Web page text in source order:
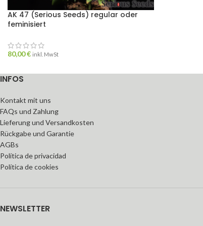
AK 47 (Serious Seeds) regular oder
feminisiert
80,00€ inkl. MwSt
INFOS
Kontakt mit uns
FAQs und Zahlung
Lieferung und Versandkosten
Rückgabe und Garantie
AGBs
Política de privacidad
Política de cookies
NEWSLETTER